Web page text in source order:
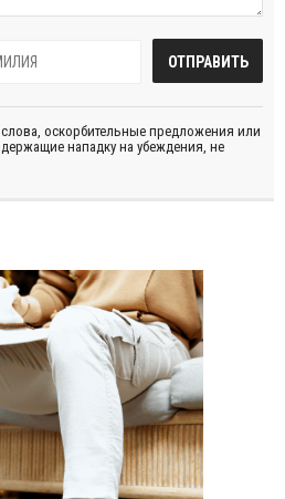
оскорбительные предложения или
нападку на убеждения, не